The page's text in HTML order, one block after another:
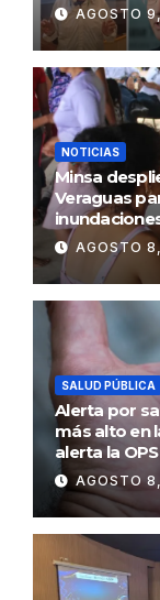
AGOSTO
NOTICIAS
Minsa
Veraguas
AGOSTO
SALUD PÚBLICA
Alerta por
más alto en
alerta la OPS
AGOSTO